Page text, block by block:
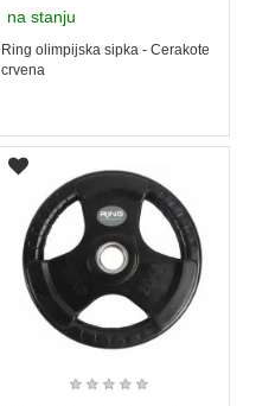
na stanju
Ring olimpijska sipka - Cerakote
crvena
★ ★ ★ ★ ★